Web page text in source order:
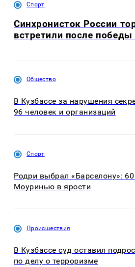
Спорт
Синхронисток России
встретили после
Общество
В Кузбассе за нарушения
96 человек и организаций
Спорт
Родри выбрал «Барселону»:
Моуринью в ярости
Происшествия
В Кузбассе суд оставил
по делу о терроризме